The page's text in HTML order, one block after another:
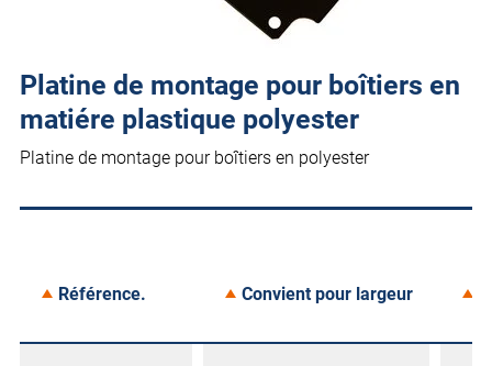
Platine de montage pour boîtiers en
matiére plastique polyester
Platine de montage pour boîtiers en polyester
Référence. Convient pour largeur